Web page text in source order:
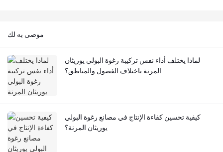
موصى به لك
لماذا يختلف أداء نفس تركيبة رغوة البولي يوريثان
المرنة باختلاف الفصول والمناطق؟
كيفية تحسين كفاءة الإنتاج في مصانع رغوة البولي
يوريثان المرنة؟